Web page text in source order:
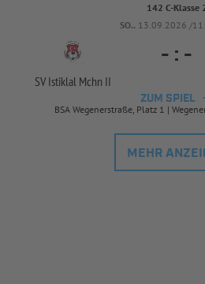
142 C-Klasse
SO.. 13.09.2026 /
SV Istiklal Mchn II
- : -
ZUM SPIEL
BSA Wegenerstraße, Platz 1 |
MEHR